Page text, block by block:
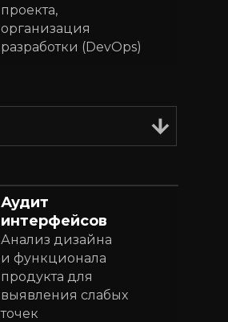
проекта,
организация
разработки (DevOps)
Аудит
интерфейсов
Анализ дизайна
и функционала
продукта для
выявления слабых
точек